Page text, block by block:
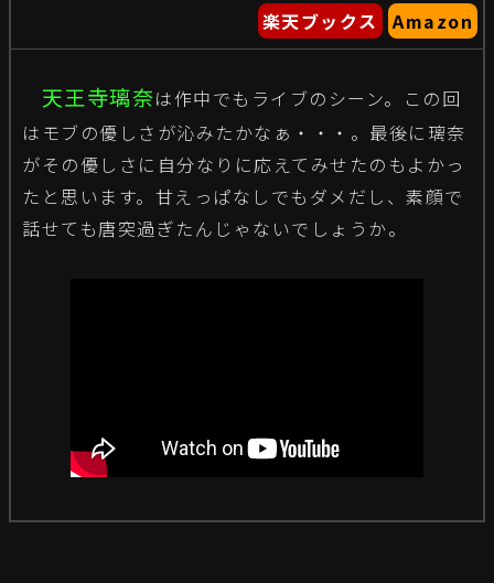
楽天ブックス
Amazon
天王寺璃奈は作中でもライブのシーン。この回
はモブの優しさが沁みたかなぁ・・・。最後に璃奈
がその優しさに自分なりに応えてみせたのもよかっ
たと思います。甘えっぱなしでもダメだし、素顔で
話せても唐突過ぎたんじゃないでしょうか。